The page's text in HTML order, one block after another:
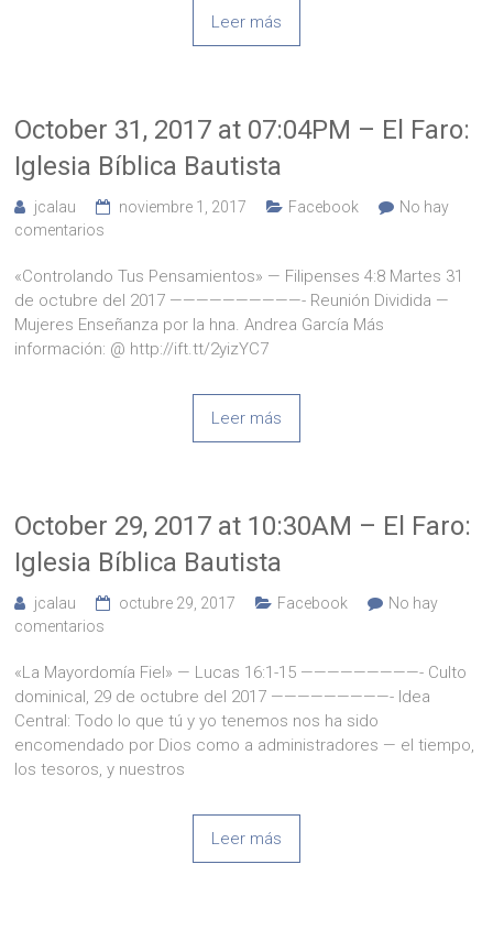
Leer más
October 31, 2017 at 07:04PM – El Faro:
Iglesia Bíblica Bautista
jcalau noviembre 1, 2017 Facebook
No hay
comentarios
«Controlando Tus Pensamientos» — Filipenses 4:8 Martes 31
de octubre del 2017 ——————————- Reunión Dividida —
Mujeres Enseñanza por la hna. Andrea García Más
información: @ http://ift.tt/2yizYC7
Leer más
October 29, 2017 at 10:30AM – El Faro:
Iglesia Bíblica Bautista
jcalau octubre 29, 2017 Facebook
No hay
comentarios
«La Mayordomía Fiel» — Lucas 16:1-15 —————————- Culto
dominical, 29 de octubre del 2017 —————————- Idea
Central: Todo lo que tú y yo tenemos nos ha sido
encomendado por Dios como a administradores — el tiempo,
los tesoros, y nuestros
Leer más